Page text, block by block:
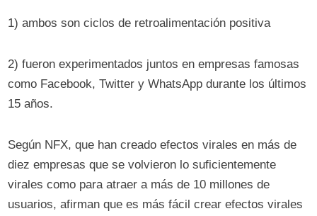
1) ambos son ciclos de retroalimentación positiva
2) fueron experimentados juntos en empresas famosas
como Facebook, Twitter y WhatsApp durante los últimos
15 años.
Según NFX, que han creado efectos virales en más de
diez empresas que se volvieron lo suficientemente
virales como para atraer a más de 10 millones de
usuarios, afirman que es más fácil crear efectos virales